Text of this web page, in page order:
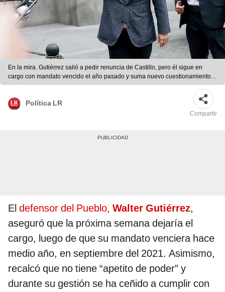
En la mira. Gutiérrez salió a pedir renuncia de Castillo, pero él sigue en
cargo con mandato vencido el año pasado y suma nuevo cuestionamiento.
Foto: Marco Cotrina/ La República
Política LR
Compartir
El defensor del Pueblo, Walter Gutiérrez,
aseguró que la próxima semana dejaría el
cargo, luego de que su mandato venciera hace
medio año, en septiembre del 2021. Asimismo,
recalcó que no tiene “apetito de poder” y
durante su gestión se ha ceñido a cumplir con